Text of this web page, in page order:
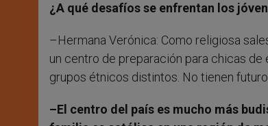
¿A qué desafíos se enfrentan los
–Hermana Verónica: Como religiosa
un centro de preparación para chicas
grupos étnicos distintos. No tienen futuro
–El centro del país es mucho más